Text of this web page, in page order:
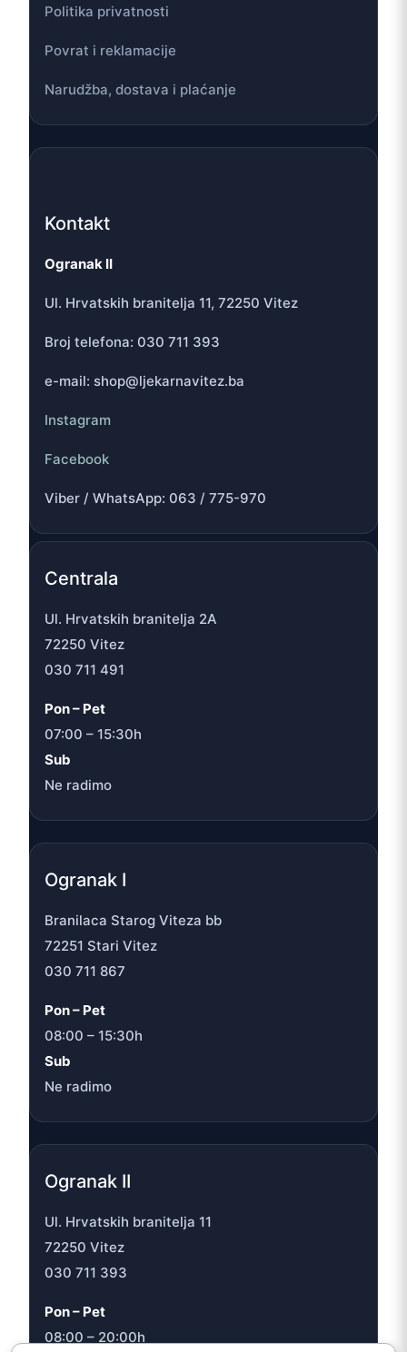
Politika privatnosti
Povrat i reklamacije
Narudžba, dostava i plaćanje
Kontakt
Ogranak II
Ul. Hrvatskih branitelja 11, 72250 Vitez
Broj telefona: 030 711 393
e-mail: shop@ljekarnavitez.ba
Instagram
Facebook
Viber / WhatsApp: 063 / 775-970
Centrala
Ul. Hrvatskih branitelja 2A
72250 Vitez
030 711 491
Pon – Pet
07:00 – 15:30h
Sub
Ne radimo
Ogranak I
Branilaca Starog Viteza bb
72251 Stari Vitez
030 711 867
Pon – Pet
08:00 – 15:30h
Sub
Ne radimo
Ogranak II
Ul. Hrvatskih branitelja 11
72250 Vitez
030 711 393
Pon – Pet
08:00 – 20:00h